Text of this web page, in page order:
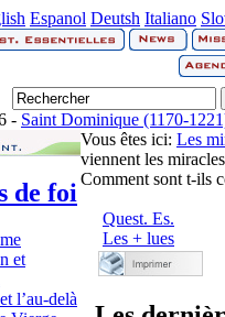
Espanol Deutsh Italiano
- Saint Dominique (1170-
de foi
et
l’au-delà
Vous êtes ici: Les
viennent les
Comment sont t-ils
Quest. Es.
Les + lues